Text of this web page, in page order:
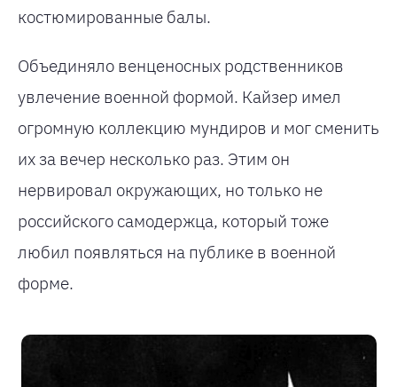
костюмированные балы.
Объединяло венценосных родственников
увлечение военной формой. Кайзер имел
огромную коллекцию мундиров и мог сменить
их за вечер несколько раз. Этим он
нервировал окружающих, но только не
российского самодержца, который тоже
любил появляться на публике в военной
форме.